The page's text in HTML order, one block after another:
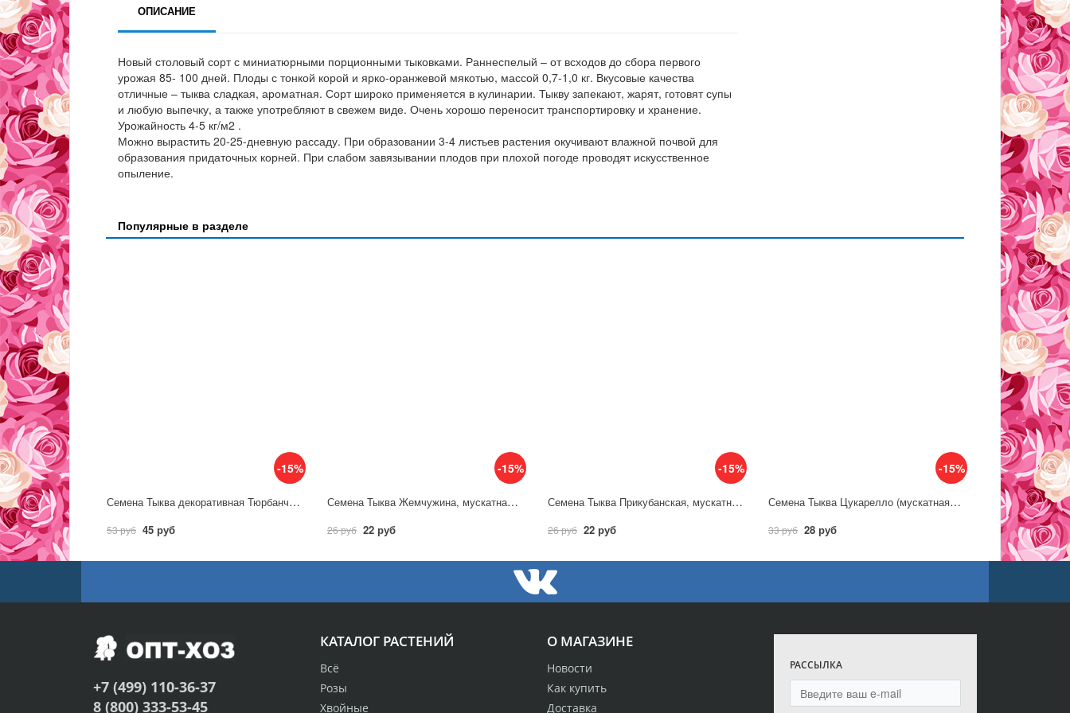
ОПИСАНИЕ
Новый столовый сорт с миниатюрными порционными тыковками. Раннеспелый – от всходов до сбора первого
урожая 85- 100 дней. Плоды с тонкой корой и ярко-оранжевой мякотью, массой 0,7-1,0 кг. Вкусовые качества
отличные – тыква сладкая, ароматная. Сорт широко применяется в кулинарии. Тыкву запекают, жарят, готовят супы
и любую выпечку, а также употребляют в свежем виде. Очень хорошо переносит транспортировку и хранение.
Урожайность 4-5 кг/м2 .
Можно вырастить 20-25-дневную рассаду. При образовании 3-4 листьев растения окучивают влажной почвой для
образования придаточных корней. При слабом завязывании плодов при плохой погоде проводят искусственное
опыление.
Популярные в разделе
-15%
Семена Тыква декоративная Тюрбанчик / Аэлита
53 руб 45 руб
-15%
Семена Тыква Жемчужина, мускатная 1,0 г / Гавриш
26 руб 22 руб
-15%
Семена Тыква Прикубанская, мускатная 2,0г / Гавриш
26 руб 22 руб
-15%
Семена Тыква Цукарелло (мускатная)/ Аэлита
33 руб 28 руб
О МАГАЗИНЕ
Новости
Как купить
Доставка
КАТАЛОГ РАСТЕНИЙ
Всё
Розы
Хвойные
РАССЫЛКА
+7 (499) 110-36-37
8 (800) 333-53-45